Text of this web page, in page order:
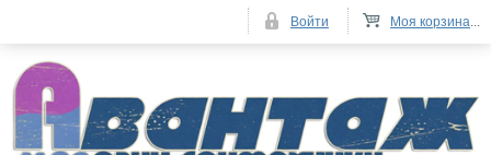
Моя корзина...
Войти